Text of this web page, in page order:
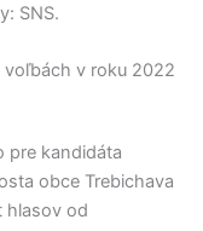
SNS.
v roku 2022
pre kandidáta
obce Trebichava
hlasov od